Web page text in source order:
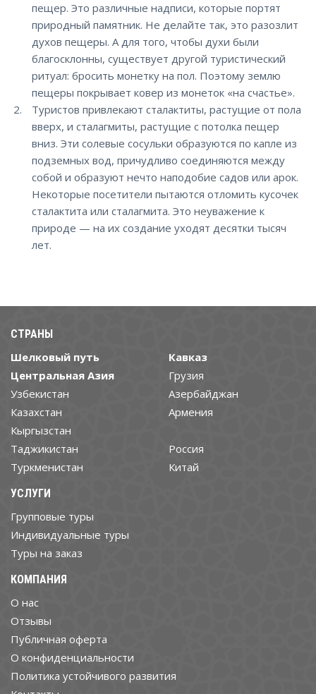
пещер. Это различные надписи, которые портят
природный памятник. Не делайте так, это разозлит
духов пещеры. А для того, чтобы духи были
благосклонны, существует другой туристический
ритуал: бросить монетку на пол. Поэтому землю
пещеры покрывает ковер из монеток «на счастье».
Туристов привлекают сталактиты, растущие от пола
вверх, и сталагмиты, растущие с потолка пещер
вниз. Эти солевые сосульки образуются по капле из
подземных вод, причудливо соединяются между
собой и образуют нечто наподобие садов или арок.
Некоторые посетители пытаются отломить кусочек
сталактита или сталагмита. Это неуважение к
природе — на их создание уходят десятки тысяч
лет.
СТРАНЫ
Шелковый путь
Центральная Азия
Узбекистан
Казахстан
Кыргызстан
Таджикистан
Туркменистан
Кавказ
Грузия
Азербайджан
Армения
Россия
Китай
УСЛУГИ
Групповые туры
Индивидуальные туры
Туры на заказ
КОМПАНИЯ
О нас
Отзывы
Публичная оферта
О конфиденциальности
Политика устойчивого развития